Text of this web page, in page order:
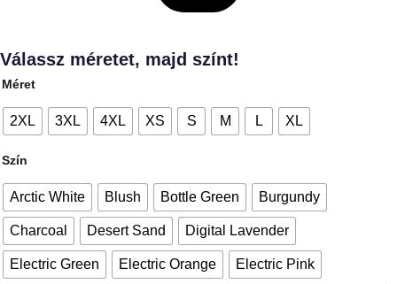
Válassz méretet, majd színt!
Méret
2XL 3XL 4XL XS S M L XL
Szín
Arctic White Blush Bottle Green Burgundy
Charcoal Desert Sand Digital Lavender
Electric Green Electric Orange Electric Pink